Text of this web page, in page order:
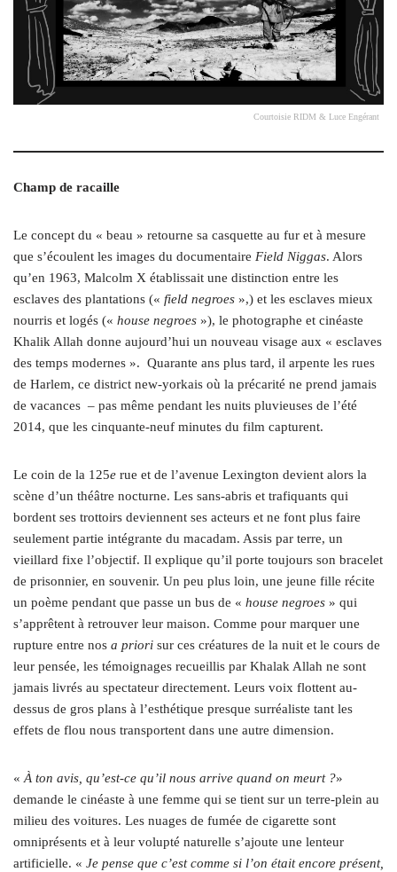
Courtoisie RIDM & Luce Engérant
Champ de racaille
Le concept du « beau » retourne sa casquette au fur et à mesure
que s’écoulent les images du documentaire Field Niggas. Alors
qu’en 1963, Malcolm X établissait une distinction entre les
esclaves des plantations (« field negroes »,) et les esclaves mieux
nourris et logés (« house negroes »), le photographe et cinéaste
Khalik Allah donne aujourd’hui un nouveau visage aux « esclaves
des temps modernes ». Quarante ans plus tard, il arpente les rues
de Harlem, ce district new-yorkais où la précarité ne prend jamais
de vacances – pas même pendant les nuits pluvieuses de l’été
2014, que les cinquante-neuf minutes du film capturent.
Le coin de la 125e rue et de l’avenue Lexington devient alors la
scène d’un théâtre nocturne. Les sans-abris et trafiquants qui
bordent ses trottoirs deviennent ses acteurs et ne font plus faire
seulement partie intégrante du macadam. Assis par terre, un
vieillard fixe l’objectif. Il explique qu’il porte toujours son bracelet
de prisonnier, en souvenir. Un peu plus loin, une jeune fille récite
un poème pendant que passe un bus de « house negroes » qui
s’apprêtent à retrouver leur maison. Comme pour marquer une
rupture entre nos a priori sur ces créatures de la nuit et le cours de
leur pensée, les témoignages recueillis par Khalak Allah ne sont
jamais livrés au spectateur directement. Leurs voix flottent au-
dessus de gros plans à l’esthétique presque surréaliste tant les
effets de flou nous transportent dans une autre dimension.
« À ton avis, qu’est-ce qu’il nous arrive quand on meurt ?»
demande le cinéaste à une femme qui se tient sur un terre-plein au
milieu des voitures. Les nuages de fumée de cigarette sont
omniprésents et à leur volupté naturelle s’ajoute une lenteur
artificielle. « Je pense que c’est comme si l’on était encore présent,